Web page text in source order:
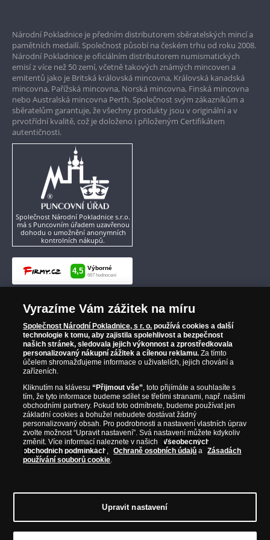
Garance nejvyšší kvality
Pouze originální produkty
Národní Pokladnice je předním distributorem sběratelských mincí a
pamětních medailí. Společnost působí na českém trhu od roku 2008.
Národní Pokladnice je oficiálním distributorem numismatických
emisí z více než 50 zemí, včetně takových známých mincoven a
emitentů jako je Britská královská mincovna, Královská kanadská
mincovna, Pařížská mincovna, Norská mincovna, Finská mincovna
nebo Australská mincovna Perth. Společnost svým zákazníkům a
sběratelům garantuje, že všechny produkty jsou v originální a v
prvotřídní kvalitě, což je doloženo i přiloženým Certifikátem
autentičnosti.
Společnost Národní Pokladnice s.r.o.
má s Puncovním úřadem uzavřenou
dohodu o umožnění anonymních
kontrolních nákupů.
Vyrazíme Vám zážitek na míru
Společnost Národní Pokladnice, s r. o. používá cookies a další
technologie k tomu, aby zajistila spolehlivost a bezpečnost
našich stránek, sledovala jejich výkonnost a zprostředkovala
personalizovaný nákupní zážitek a cílenou reklamu. Za tímto
účelem shromažďujeme informace o uživatelích, jejich chování a
zařízeních.
Kliknutím na klávesu“Přijmout vše”, toto přijímáte a souhlasíte s
tím, že tyto informace budeme sdílet se třetími stranami, např. našimi
obchodními partnery. Pokud toto odmítnete, budeme používat jen
základní cookies a bohužel nebudete dostávat žádný
personalizovaný obsah. Pro podrobnosti a nastavení vlastních úprav
zvolte možnost “Upravit nastavení”. Svá nastavení můžete kdykoliv
změnit. Více informací naleznete v našich
Všeobecných
obchodních podmínkách , Ochraně osobních údajů a
Zásadách
používání souborů cookie.
Upravit nastavení